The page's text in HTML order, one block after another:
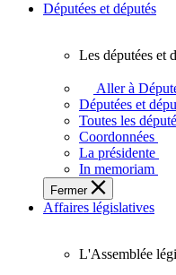
Députées et députés
députées
députés
vous
représentent
sein
de
l'Assemblée
l'Ontario.
Les députées et
Aller à
Députées et
Toutes les
Coordonnées
La présidente
In memoriam
Fermer
Affaires législatives
L'Assemblée